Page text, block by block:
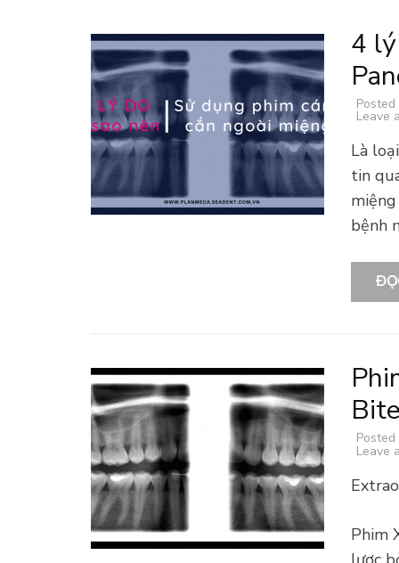
4
Posted
Leave
Là
tin
bệnh
Posted
Leave
Phim